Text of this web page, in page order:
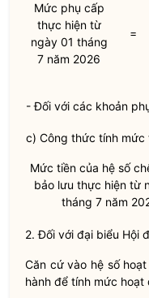
Mức phụ cấp
thực hiện từ
ngày 01 tháng
7 năm 2026
=
- Đối với các khoản
c) Công thức tính mức
Mức tiền của hệ số
bảo lưu thực hiện từ
tháng 7 năm
2. Đối với đại biểu Hội
Căn cứ vào hệ số
hành để tính mức